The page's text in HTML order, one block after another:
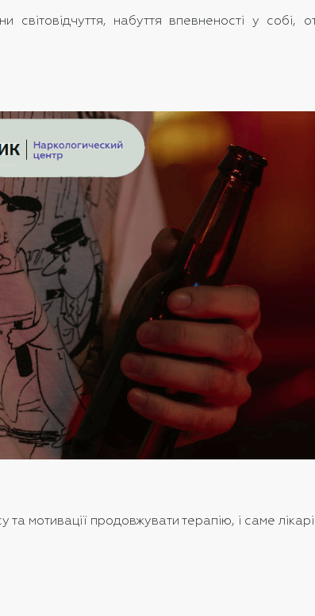
світовідчуття, набуття впевненості у собі,
та мотивації продовжувати терапію, і саме